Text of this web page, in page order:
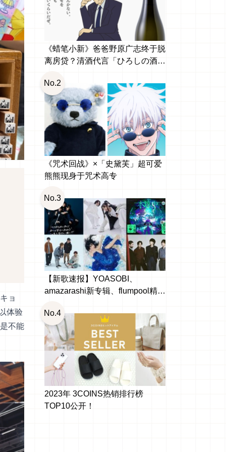
ョ
体验
不能
《蜡笔小新》爸爸野原广志终于脱
离房贷？清酒代言「ひろしの酒
No.2
《咒术回战》×「史黛芙」超可爱
熊熊现身于咒术高专
No.3
【新歌速报】YOASOBI、
amazarashi新专辑、flumpool精选
No.4
2023年 3COINS热销排行榜
TOP10公开！